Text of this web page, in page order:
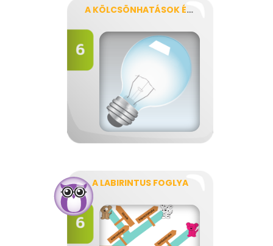
A KÖLCSÖNHATÁSOK ÉS AZ ENERGIA VIZSGÁLATA
A LABIRINTUS FOGLYA